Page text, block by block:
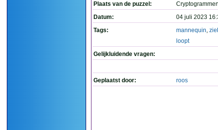
Plaats van de puzzel:
Datum:
04 juli 2023
Tags:
mannequin,
loopt
Gelijkluidende vragen:
Geplaatst door: roos